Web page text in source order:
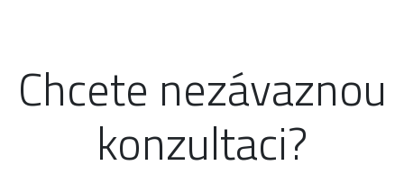
Chcete nezávaznou
konzultaci?